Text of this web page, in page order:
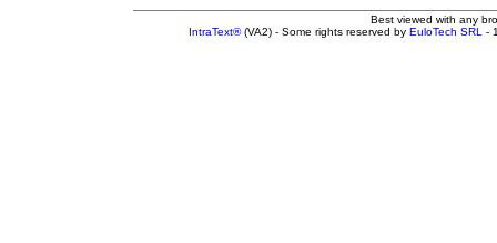
Best viewed with any
IntraText®(VA2) - Some rights reserved by EuloTech SRL -